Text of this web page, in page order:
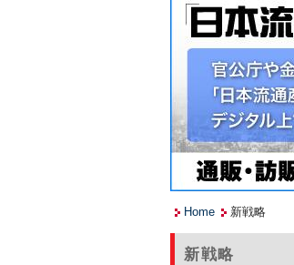
Home 新戦略
新戦略